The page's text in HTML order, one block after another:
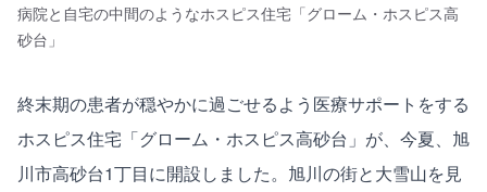
病院と自宅の中間のようなホスピス住宅「グローム・ホスピス高
砂台」
終末期の患者が穏やかに過ごせるよう医療サポートをする
ホスピス住宅「グローム・ホスピス高砂台」が、今夏、旭
川市高砂台1丁目に開設しました。旭川の街と大雪山を見